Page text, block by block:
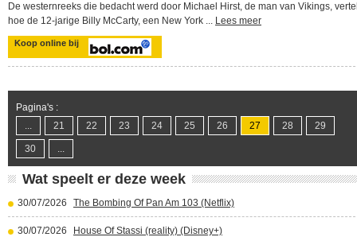
De westernreeks die bedacht werd door Michael Hirst, de man van Vikings,
hoe de 12-jarige Billy McCarty, een New York ... Lees meer
Koop online bij
Pagina's :
...
21 22 23 24 25 26 27 28 29
30 ...
Wat speelt er deze week
30/07/2026 The Bombing Of Pan Am 103 (Netflix)
30/07/2026 House Of Stassi (reality) (Disney+)